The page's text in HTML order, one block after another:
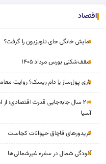
اقتصاد
نمایش خانگی جای تلویزیون را گرفت؟
سقف‌شکنی بورس مرداد ۱۴۰۵
بازی پول‌ساز یا دام ریسک؟ روایت
۲۰۰ سال جابه‌جایی قدرت اقتصادی؛
آسیا
کریدورهای قاچاق حیوانات کجاست
آلودگی شمال در سفره غیرشمالی‌ها